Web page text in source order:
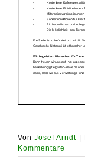
Von Josef Arndt
Kommentare